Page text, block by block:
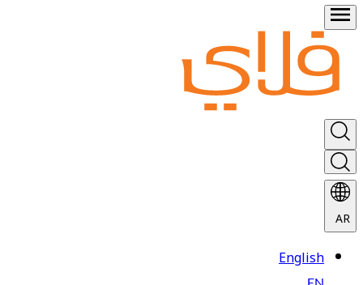
AR
English